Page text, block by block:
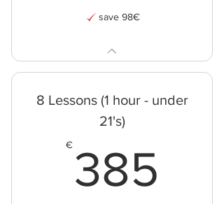
save 98€
8 Lessons (1 hour - under
21's)
€ 385